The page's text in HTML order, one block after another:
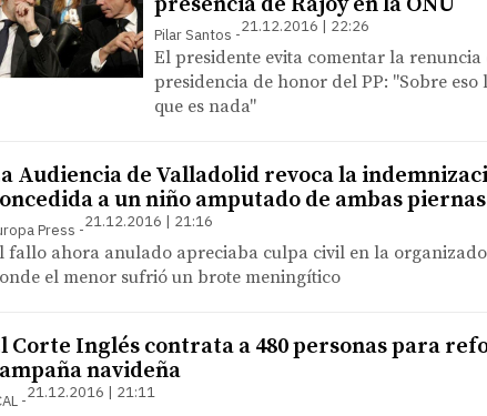
Pilar Santos 21.12.2016 | 22:26
El presidente evita comentar la renuncia
presidencia de honor del PP: "Sobre eso
que es nada"
Audiencia de Valladolid revoca la
a un niño amputado de ambas piernas
Press 21.12.2016 | 21:16
fallo ahora anulado apreciaba culpa civil en la
el menor sufrió un brote meningítico
Corte Inglés contrata a 480 personas para
navideña
21.12.2016 | 21:11